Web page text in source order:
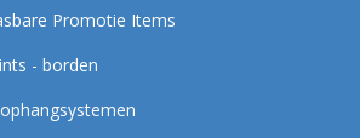
Promotie Items
- borden